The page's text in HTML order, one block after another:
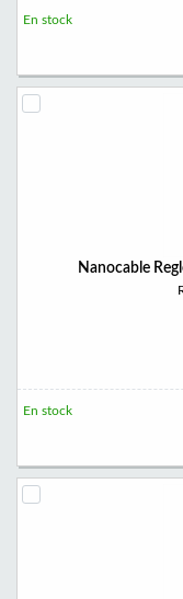
En stock
Nanocable
En stock